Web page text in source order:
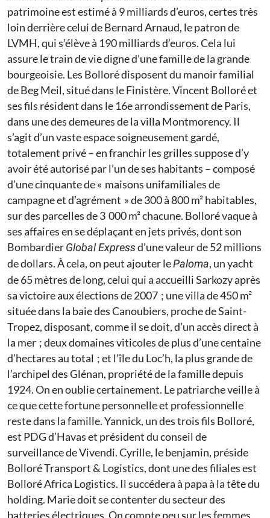
patrimoine est estimé à 9 milliards d’euros, certes très
loin derrière celui de Bernard Arnaud, le patron de
LVMH, qui s’élève à 190 milliards d’euros. Cela lui
assure le train de vie digne d’une famille de la grande
bourgeoisie. Les Bolloré disposent du manoir familial
de Beg Meil, situé dans le Finistère. Vincent Bolloré et
ses fils résident dans le 16e arrondissement de Paris,
dans une des demeures de la villa Montmorency. Il
s’agit d’un vaste espace soigneusement gardé,
totalement privé – en franchir les grilles suppose d’y
avoir été autorisé par l’un de ses habitants – composé
d’une cinquante de « maisons unifamiliales de
campagne et d’agrément » de 300 à 800 m² habitables,
sur des parcelles de 3 000 m² chacune. Bolloré vaque à
ses affaires en se déplaçant en jets privés, dont son
BombardierGlobal Expressd’une valeur de 52 millions
de dollars. À cela, on peut ajouter lePaloma, un yacht
de 65 mètres de long, celui qui a accueilli Sarkozy après
sa victoire aux élections de 2007 ; une villa de 450 m²
située dans la baie des Canoubiers, proche de Saint-
Tropez, disposant, comme il se doit, d’un accès direct à
la mer ; deux domaines viticoles de plus d’une centaine
d’hectares au total ; et l’île du Loc’h, la plus grande de
l’archipel des Glénan, propriété de la famille depuis
1924. On en oublie certainement. Le patriarche veille à
ce que cette fortune personnelle et professionnelle
reste dans la famille. Yannick, un des trois fils Bolloré,
est PDG d’Havas et président du conseil de
surveillance de Vivendi. Cyrille, le benjamin, préside
Bolloré Transport & Logistics, dont une des filiales est
Bolloré Africa Logistics. Il succédera à papa à la tête du
holding. Marie doit se contenter du secteur des
batteries électriques. On compte peu sur les femmes